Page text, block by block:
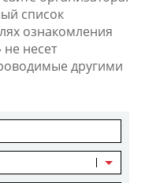
список
ознакомления
несет
другими